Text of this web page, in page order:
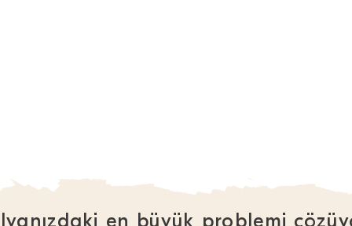
en büyük problemi